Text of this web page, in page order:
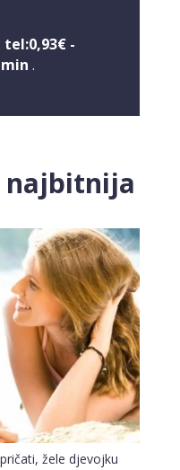
tel:0,93€ -
.
najbitnija
žele djevojku